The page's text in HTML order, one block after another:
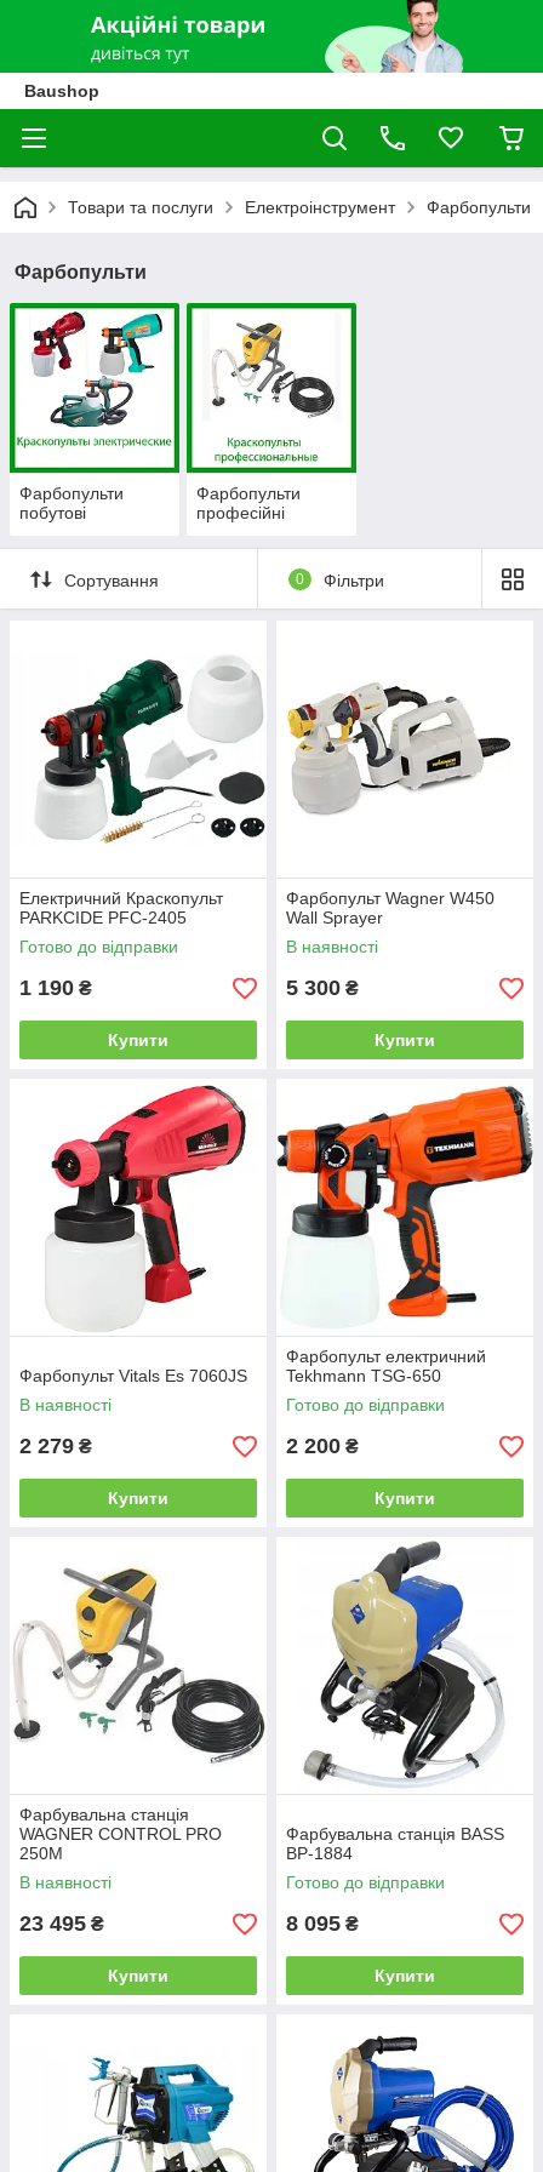
Baushop
Товари та послуги Електроінструмент Фарбопульти
Фарбопульти
Фарбопульти
побутові
Фарбопульти
професійні
Сортування 0 Фільтри
Електричний Краскопульт
PARKCIDE PFС-2405
Готово до відправки
1 190 ₴
Купити
Фарбопульт Wagner W450
Wall Sprayer
В наявності
5 300 ₴
Купити
Фарбопульт Vitals Es 7060JS
В наявності
2 279 ₴
Купити
Фарбопульт електричний
Tekhmann TSG-650
Готово до відправки
2 200 ₴
Купити
Фарбувальна станція
WAGNER CONTROL PRO
250M
В наявності
23 495 ₴
Купити
Фарбувальна станція BASS
BP-1884
Готово до відправки
8 095 ₴
Купити